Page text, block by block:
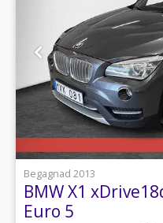
Begagnad 2013
BMW X1
Euro 5